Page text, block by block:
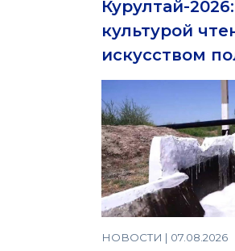
Курултай-
культурой
искусством
НОВОСТИ | 07.08.2026